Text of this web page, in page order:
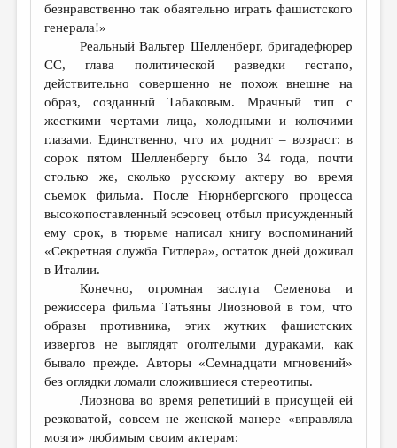
СТРАНИЦЫ ПАМЯТИ
ОБЪЯВЛЕНИЯ
КОЛОНКА РЕДАКТОРА
РЕДКОЛЛЕГИЯ
ОТ РЕДАКЦИИ
МАЛАЯ ПРОЗА
ЭССЕИСТИКА
ЛИТЕРАТУРОВЕДЕНИЕ
КУЛЬТУРОВЕДЕНИЕ
ПУБЛИЦИСТИКА
РЕЦЕНЗИРОВАНИЕ
ЦИКЛЫ ПУБЛИКАЦИЙ
ТРЕДИАКОВСКИЙ
МЕДИА
безнравственно так обаятельно играть фашистского
генерала!»
Реальный Вальтер Шелленберг, бригадефюрер
СС, глава политической разведки гестапо,
действительно совершенно не похож внешне на
образ, созданный Табаковым. Мрачный тип с
жесткими чертами лица, холодными и колючими
глазами. Единственно, что их роднит – возраст: в
сорок пятом Шелленбергу было 34 года, почти
столько же, сколько русскому актеру во время
съемок фильма. После Нюрнбергского процесса
высокопоставленный эсэсовец отбыл присужденный
ему срок, в тюрьме написал книгу воспоминаний
«Секретная служба Гитлера», остаток дней доживал
в Италии.
Конечно, огромная заслуга Семенова и
режиссера фильма Татьяны Лиозновой в том, что
образы противника, этих жутких фашистских
извергов не выглядят оголтелыми дураками, как
бывало прежде. Авторы «Семнадцати мгновений»
без оглядки ломали сложившиеся стереотипы.
Лиознова во время репетиций в присущей ей
резковатой, совсем не женской манере «вправляла
мозги» любимым своим актерам: